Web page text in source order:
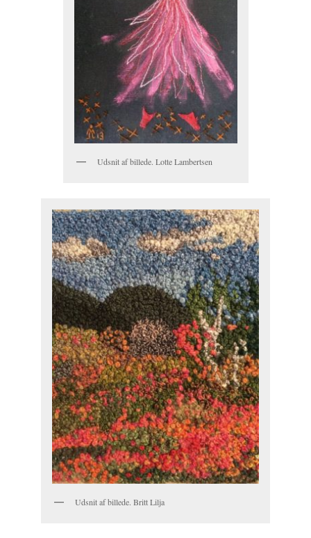
Udsnit af billede. Lotte Lambertsen
Udsnit af billede. Britt Lilja